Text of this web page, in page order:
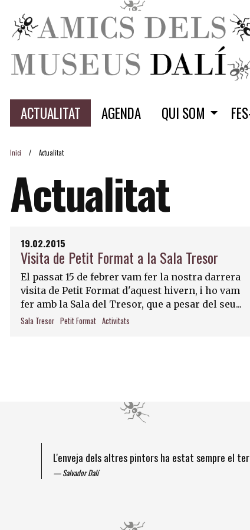
ACTUALITAT AGENDA QUI SOM
Inici Actualitat
Actualitat
19.02.2015
Visita de Petit Format a la Sala Tresor
El passat 15 de febrer vam fer la nostra darrera
visita de Petit Format d'aquest hivern, i ho vam
fer amb la Sala del Tresor, que a pesar del seu...
Sala Tresor Petit Format Activitats
L'enveja dels altres pintors ha estat sempre el
Salvador Dalí